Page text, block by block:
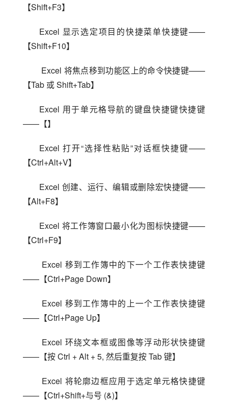
【Shift+F3】
Excel 显示选定项目的快捷菜单快捷键——
【Shift+F10】
【Tab 或 Shift+Tab】
Excel 用于单元格导航的键盘快捷键快捷键
——【】
Excel 打开“选择性粘贴”对话框快捷键——
【Ctrl+Alt+V】
Excel 创建、运行、编辑或删除宏快捷键——
【Alt+F8】
Excel 将工作簿窗口最小化为图标快捷键——
【Ctrl+F9】
——【Ctrl+Page Down】
——【Ctrl+Page Up】
——【按 Ctrl + Alt + 5, 然后重复按 Tab 键】
——【Ctrl+Shift+与号 (&)】